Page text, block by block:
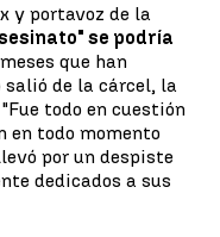
y portavoz de la
se podría
que han
salió de la cárcel, la
todo en cuestión
en todo momento
por un despiste
dedicados a sus